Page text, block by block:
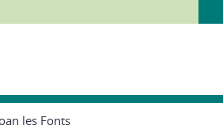
les Fonts